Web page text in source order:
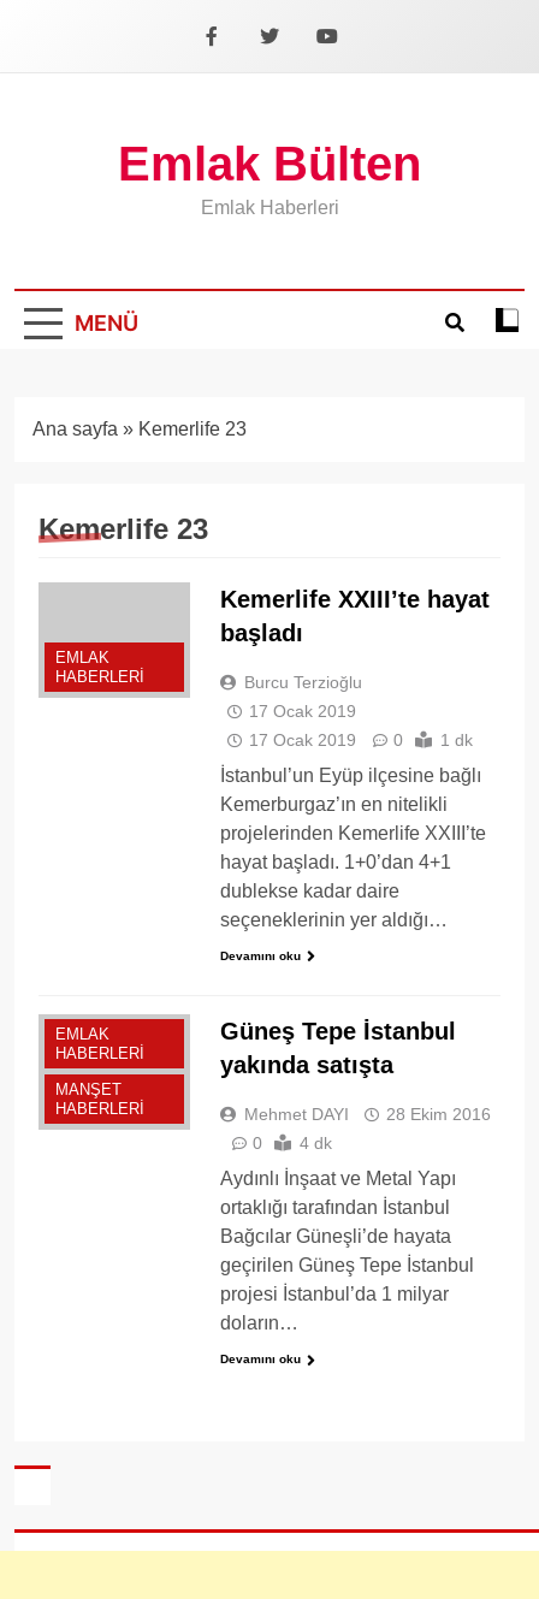
Facebook
X YouTube
Emlak Bülten
Emlak Haberleri
MENÜ
Koyu
Ana sayfa » Kemerlife 23
Kemerlife 23
EMLAK
HABERLERI
Kemerlife XXIII’te hayat
başladı
Burcu Terzioğlu
17 Ocak 2019
17 Ocak 2019
0 1 dk
İstanbul’un Eyüp ilçesine bağlı
Kemerburgaz’ın en nitelikli
projelerinden Kemerlife XXIII’te
hayat başladı. 1+0’dan 4+1
dublekse kadar daire
seçeneklerinin yer aldığı…
Devamını oku
EMLAK
HABERLERI
MANŞET
HABERLERI
Güneş Tepe İstanbul
yakında satışta
Mehmet DAYI
28 Ekim 2016
0
4 dk
Aydınlı İnşaat ve Metal Yapı
ortaklığı tarafından İstanbul
Bağcılar Güneşli’de hayata
geçirilen Güneş Tepe İstanbul
projesi İstanbul’da 1 milyar
doların…
Devamını oku